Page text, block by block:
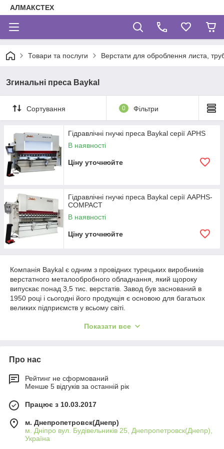
АЛМАКСТЕХ
Товари та послуги Верстати для оброблення листа,
Згинальні преса Baykal
Сортування 0 Фільтри
Гідравлічні гнучкі преса Baykal серії APHS
В наявності
Ціну уточнюйте
Гідравлічні гнучкі преса Baykal серії AAPHS-
COMPACT
В наявності
Ціну уточнюйте
Компанія Baykal є одним з провідних турецьких виробників
верстатного металообробного обладнання, який щороку
випускає понад 3,5 тис. верстатів. Завод був заснований в
1950 році і сьогодні його продукція є основою для багатьох
великих підприємств у всьому світі.
виготовлення листозгинальних пресів з ЧПУ зусиллям від 40
Призначення обладнання
металу з метою отримання виробів, які використовуються
при виготовленні обладнання побутового та промислового
призначення, корпусів транспортних засобів,
електротехнічних виробів.
Згинальні преси Baykal: основні
характеристики
Показати все
Про нас
Рейтинг не сформований
Менше 5 відгуків за останній рік
Працює з 10.03.2017
м. Днепропетровск(Днепр)
м. Дніпро вул. Будівельників 25, Днепропетровск(Днепр),
Україна